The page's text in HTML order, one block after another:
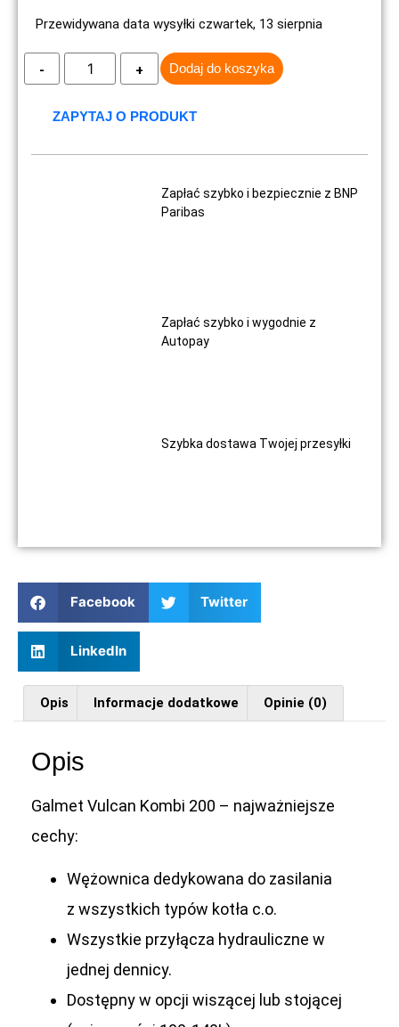
Facebook Twitter
LinkedIn
Przewidywana data wysyłki czwartek, 13 sierpnia
Dodaj do koszyka
ZAPYTAJ O PRODUKT
Zapłać szybko i bezpiecznie z BNP
Paribas
Zapłać szybko i wygodnie z
Autopay
Szybka dostawa Twojej przesyłki
Opis Informacje dodatkowe Opinie (0)
Opis
Galmet Vulcan Kombi 200 – najważniejsze
cechy:
Wężownica dedykowana do zasilania
z wszystkich typów kotła c.o.
Wszystkie przyłącza hydrauliczne w
jednej dennicy.
Dostępny w opcji wiszącej lub stojącej